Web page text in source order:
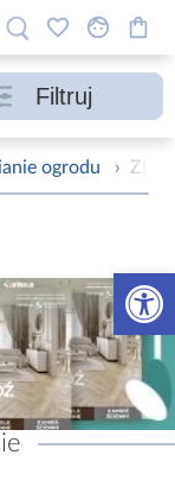
Otwórz
Filtruj
ogrodu ›